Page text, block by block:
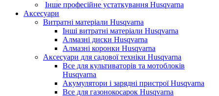
Інше професійне устаткування Husqvarna
Аксесуари
Витратні матеріали Husqvarna
Інші витратні матеріали Husqvarna
Алмазні диски Husqvarna
Алмазні коронки Husqvarna
Аксесуари для садової техніки Husqvarna
Все для культиваторів та мотоблоків
Husqvarna
Акумулятори і зарядні пристрої Husqvarna
Все для газонокосарок Husqvarna